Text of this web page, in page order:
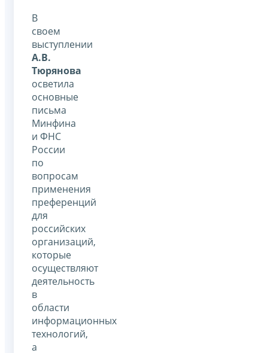
В
своем
выступлении
А.В.
Тюрянова
осветила
основные
письма
Минфина
и ФНС
России
по
вопросам
применения
преференций
для
российских
организаций,
которые
осуществляют
деятельность
в
области
информационных
технологий,
а